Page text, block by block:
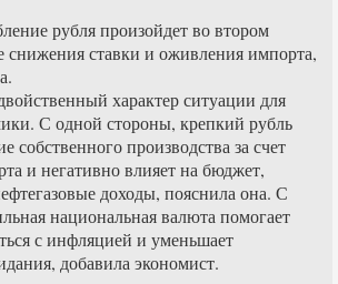
рубля произойдет во втором
снижения ставки и оживления импорта,
характер ситуации для
С одной стороны, крепкий рубль
собственного производства за счет
и негативно влияет на бюджет,
доходы, пояснила она. С
национальная валюта помогает
с инфляцией и уменьшает
добавила экономист.